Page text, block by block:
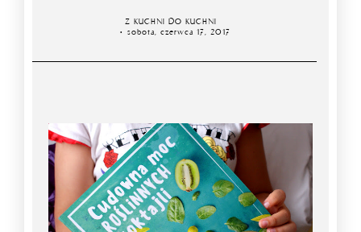
Z KUCHNI DO KUCHNI
sobota, czerwca 17, 2017